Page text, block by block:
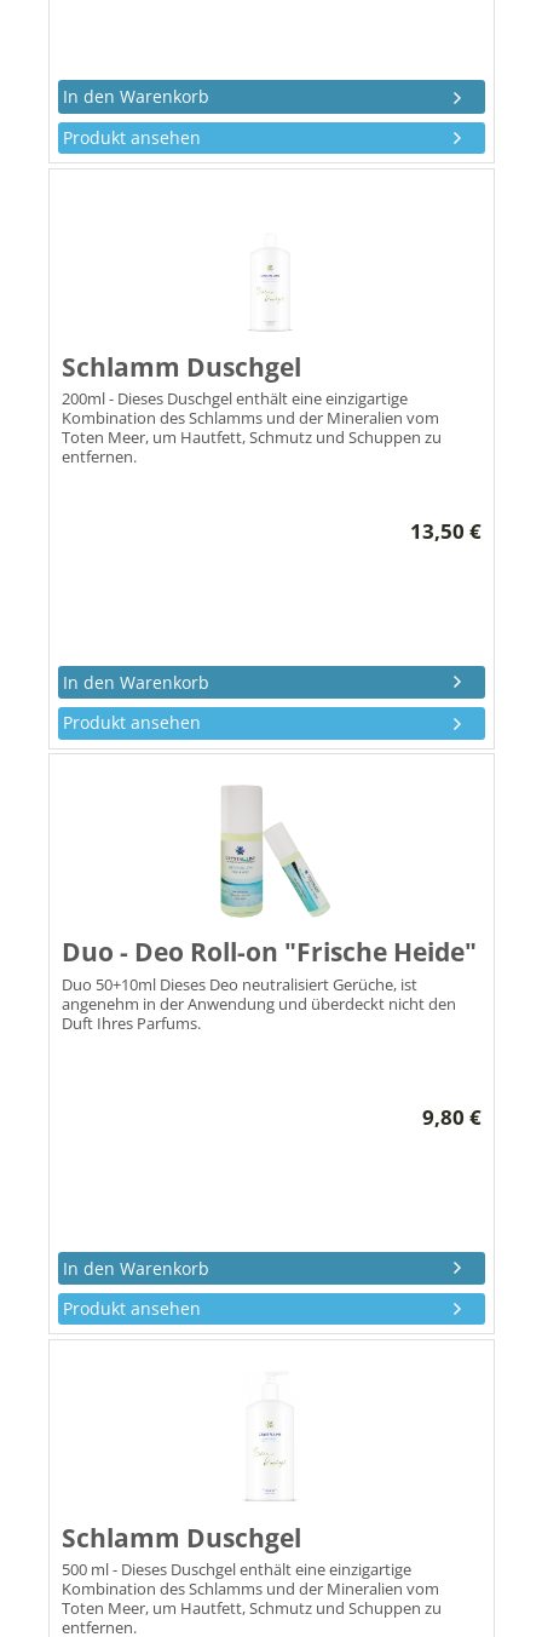
Produkt ansehen
Schlamm Duschgel
200ml - Dieses Duschgel enthält eine einzigartige
Kombination des Schlamms und der Mineralien vom
Toten Meer, um Hautfett, Schmutz und Schuppen zu
entfernen.
13,50 €
Produkt ansehen
Duo - Deo Roll-on "Frische Heide"
Duo 50+10ml Dieses Deo neutralisiert Gerüche, ist
angenehm in der Anwendung und überdeckt nicht den
Duft Ihres Parfums.
9,80 €
Produkt ansehen
Schlamm Duschgel
500 ml - Dieses Duschgel enthält eine einzigartige
Kombination des Schlamms und der Mineralien vom
Toten Meer, um Hautfett, Schmutz und Schuppen zu
entfernen.